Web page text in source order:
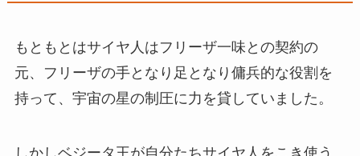
もともとはサイヤ人はフリーザ一味との契約の
元、フリーザの手となり足となり傭兵的な役割を
持って、宇宙の星の制圧に力を貸していました。